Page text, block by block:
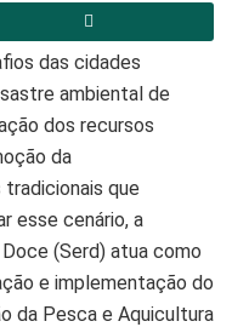
das cidades
ambiental de
dos recursos
da
que
esse cenário, a
(Serd) atua como
e implementação do
da Pesca e Aquicultura